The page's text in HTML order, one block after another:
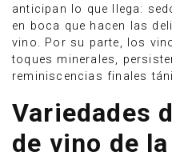
anticipan lo que llega:
en boca que hacen las
vino. Por su parte, los
toques minerales,
reminiscencias finales
Variedades
de vino de